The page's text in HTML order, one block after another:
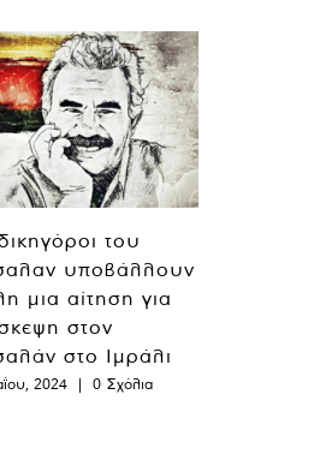
του
υποβάλλουν
μια αίτηση για
στον
στο Ιμράλι
2024 | 0 Σχόλια